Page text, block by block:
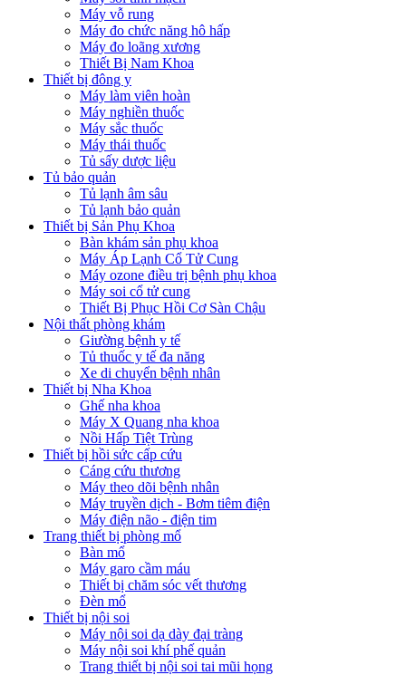
Máy vỗ rung
Máy đo chức năng hô hấp
Máy đo loãng xương
Thiết Bị Nam Khoa
Thiết bị đông y
Máy làm viên hoàn
Máy nghiền thuốc
Máy sắc thuốc
Máy thái thuốc
Tủ sấy dược liệu
Tủ bảo quản
Tủ lạnh âm sâu
Tủ lạnh bảo quản
Thiết bị Sản Phụ Khoa
Bàn khám sản phụ khoa
Máy Áp Lạnh Cổ Tử Cung
Máy ozone điều trị bệnh phụ khoa
Máy soi cổ tử cung
Thiết Bị Phục Hồi Cơ Sàn Chậu
Nội thất phòng khám
Giường bệnh y tế
Tủ thuốc y tế đa năng
Xe di chuyển bệnh nhân
Thiết bị Nha Khoa
Ghế nha khoa
Máy X Quang nha khoa
Nồi Hấp Tiệt Trùng
Thiết bị hồi sức cấp cứu
Cáng cứu thương
Máy theo dõi bệnh nhân
Máy truyền dịch - Bơm tiêm điện
Máy điện não - điện tim
Trang thiết bị phòng mổ
Bàn mổ
Máy garo cầm máu
Thiết bị chăm sóc vết thương
Đèn mổ
Thiết bị nội soi
Máy nội soi dạ dày đại tràng
Máy nội soi khí phế quản
Trang thiết bị nội soi tai mũi họng